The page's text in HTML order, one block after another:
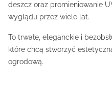
deszcz oraz promieniowanie
wyglądu przez wiele lat.
To trwałe, eleganckie i
które chcą stworzyć
ogrodową.